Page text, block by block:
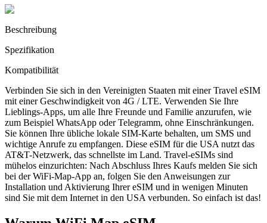
Beschreibung
Spezifikation
Kompatibilität
Verbinden Sie sich in den Vereinigten Staaten mit einer Travel eSIM
mit einer Geschwindigkeit von 4G / LTE. Verwenden Sie Ihre
Lieblings-Apps, um alle Ihre Freunde und Familie anzurufen, wie
zum Beispiel WhatsApp oder Telegramm, ohne Einschränkungen.
Sie können Ihre übliche lokale SIM-Karte behalten, um SMS und
wichtige Anrufe zu empfangen. Diese eSIM für die USA nutzt das
AT&T-Netzwerk, das schnellste im Land. Travel-eSIMs sind
mühelos einzurichten: Nach Abschluss Ihres Kaufs melden Sie sich
bei der WiFi-Map-App an, folgen Sie den Anweisungen zur
Installation und Aktivierung Ihrer eSIM und in wenigen Minuten
sind Sie mit dem Internet in den USA verbunden. So einfach ist das!